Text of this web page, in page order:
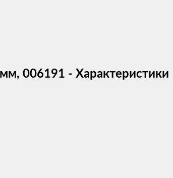
006191 - Характеристики